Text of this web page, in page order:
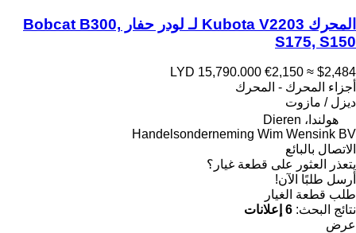
المحرك Kubota V2203 لـ لودر حفار Bobcat B300,
S175, S150
LYD 15,790.000 €2,150 ≈ $2,484
أجزاء المحرك - المحرك
ديزل / مازوت
هولندا، Dieren
Handelsonderneming Wim Wensink BV
الاتصال بالبائع
يتعذر العثور على قطعة غيار؟
أرسل طلبًا الآن!
طلب قطعة الغيار
نتائج البحث: 6 إعلانات
عرض